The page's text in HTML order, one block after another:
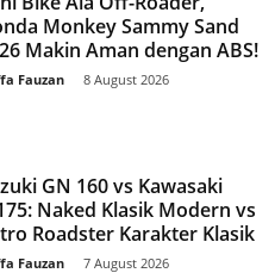
Monkey Sammy Sand
Makin Aman dengan ABS!
Fauzan 8 August 2026
GN 160 vs Kawasaki
Naked Klasik Modern vs
Roadster Karakter Klasik
Fauzan 7 August 2026